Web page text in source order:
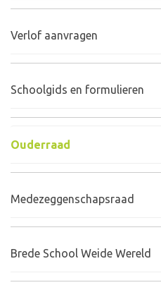
Verlof aanvragen
Schoolgids en formulieren
Ouderraad
Medezeggenschapsraad
Brede School Weide Wereld